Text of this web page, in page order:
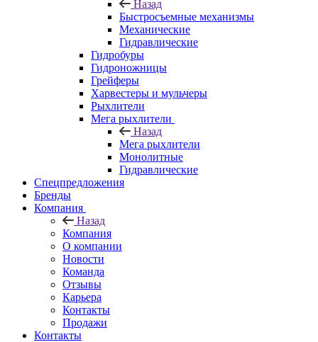
Назад
Быстросъемные механизмы
Механические
Гидравлические
Гидробуры
Гидроножницы
Грейферы
Харвестеры и мульчеры
Рыхлители
Мега рыхлители
Назад
Мега рыхлители
Монолитные
Гидравлические
Спецпредложения
Бренды
Компания
Назад
Компания
О компании
Новости
Команда
Отзывы
Карьера
Контакты
Продажи
Контакты